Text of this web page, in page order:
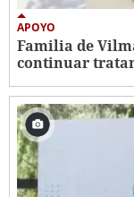
APOYO
Familia de
continuar